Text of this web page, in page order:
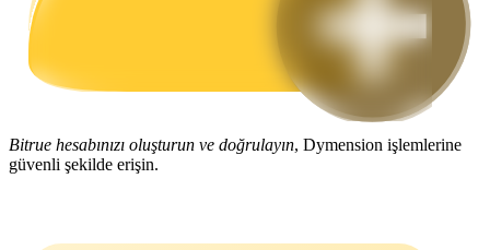
Bitrue hesabınızı oluşturun ve doğrulayın, Dymension işlemlerine
güvenli şekilde erişin.